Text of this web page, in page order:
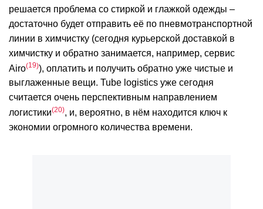
решается проблема со стиркой и глажкой одежды –
достаточно будет отправить её по пневмотранспортной
линии в химчистку (сегодня курьерской доставкой в
химчистку и обратно занимается, например, сервис
Airo 19 ), оплатить и получить обратно уже чистые и
выглаженные вещи. Tube logistics уже сегодня
считается очень перспективным направлением
логистики 20 , и, вероятно, в нём находится ключ к
экономии огромного количества времени.